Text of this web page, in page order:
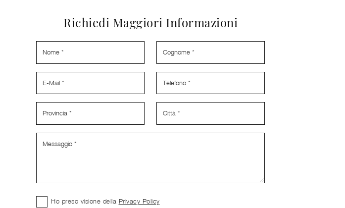
Richiedi Maggiori Informazioni
Ho preso visione della Privacy Policy